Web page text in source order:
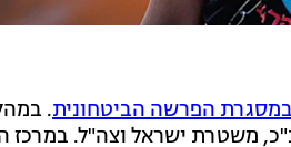
הפרשה הביטחונית.
משטרת ישראל וצה"ל. במרכז